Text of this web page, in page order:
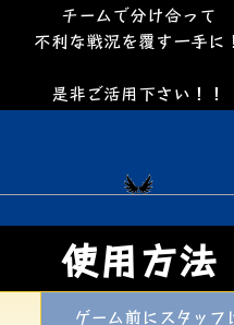
チームで分け合って
不利な戦況を覆す一手に！
是非ご活用下さい！！
使用方法
ゲーム前にスタッフ